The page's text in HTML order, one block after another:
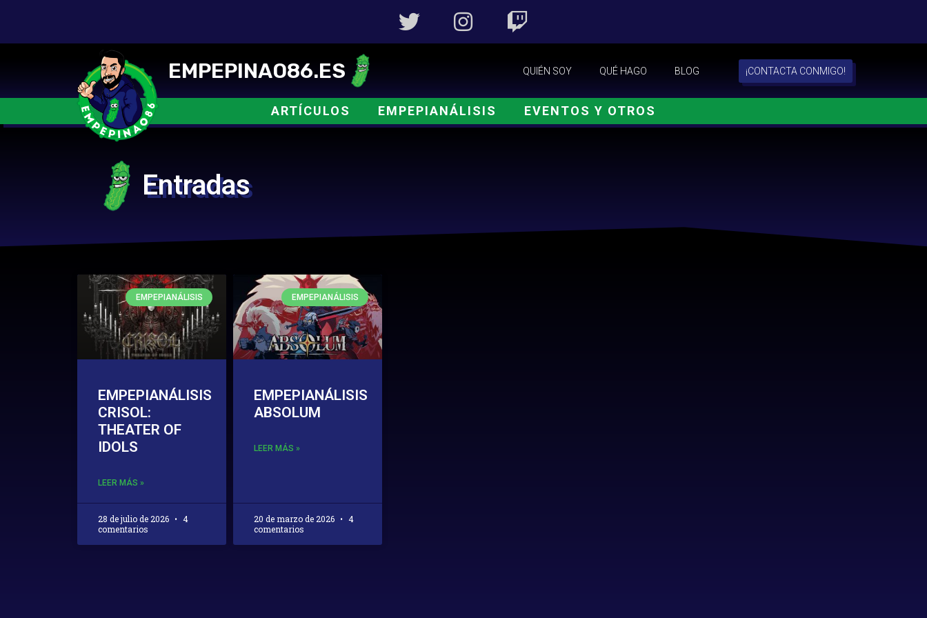
EMPEPINAO86.ES QUIÉN SOY QUÉ HAGO BLOG ¡CONTACTA CONMIGO!
ARTÍCULOS EMPEPIANÁLISIS EVENTOS Y OTROS
Entradas
EMPEPIANÁLISIS
EMPEPIANÁLISIS
CRISOL:
THEATER OF
IDOLS
LEER MÁS »
28 de julio de 2026
4
comentarios
EMPEPIANÁLISIS
EMPEPIANÁLISIS
ABSOLUM
LEER MÁS »
20 de marzo de 2026
4
comentarios